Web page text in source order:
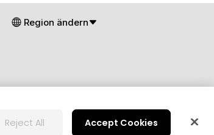
Region ändern
Reject All Accept Cookies